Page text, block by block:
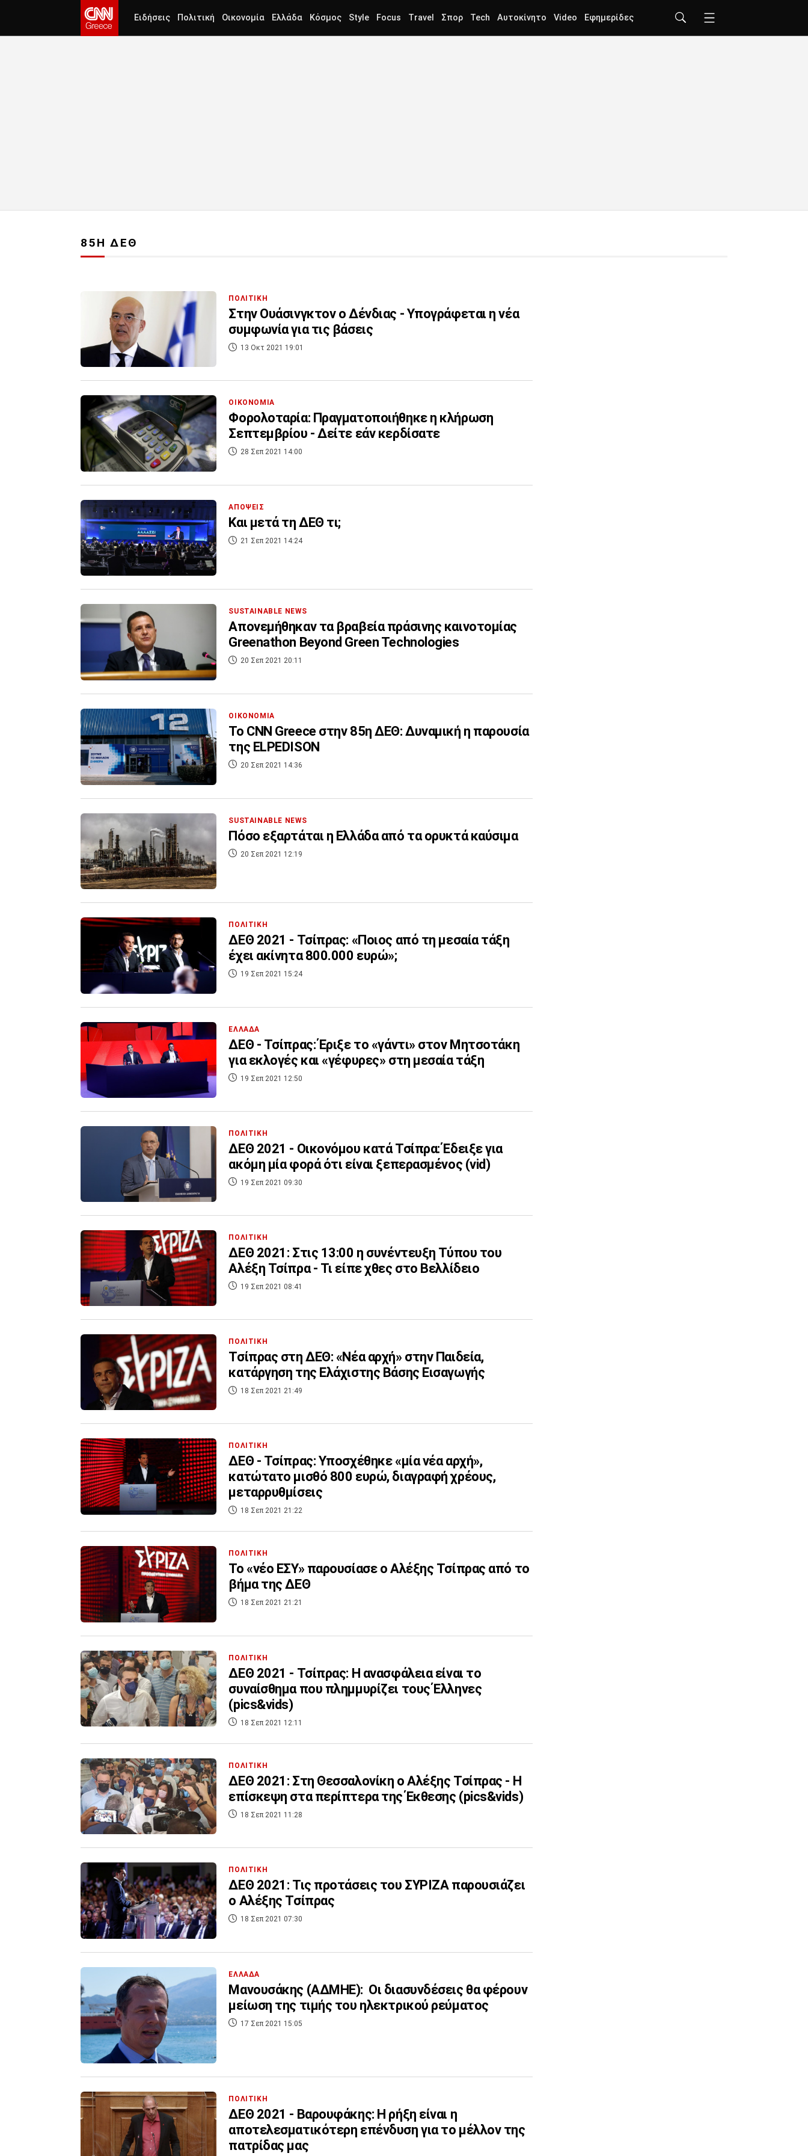
Ειδήσεις Πολιτική Οικονομία Ελλάδα Κόσμος Style Focus Travel Σπορ Tech Αυτοκίνητο Video Εφημερίδες
85Η ΔΕΘ
ΠΟΛΙΤΙΚΗ
Στην Ουάσινγκτον ο Δένδιας - Υπογράφεται η νέα
συμφωνία για τις βάσεις
13 Οκτ 2021 19:01
ΟΙΚΟΝΟΜΙΑ
Φορολοταρία: Πραγματοποιήθηκε η κλήρωση
Σεπτεμβρίου - Δείτε εάν κερδίσατε
28 Σεπ 2021 14:00
ΑΠΟΨΕΙΣ
Και μετά τη ΔΕΘ τι;
21 Σεπ 2021 14:24
SUSTAINABLE NEWS
Απονεμήθηκαν τα βραβεία πράσινης καινοτομίας
Greenathon Beyond Green Technologies
20 Σεπ 2021 20:11
ΟΙΚΟΝΟΜΙΑ
Το CNN Greece στην 85η ΔΕΘ: Δυναμική η παρουσία
της ELPEDISON
20 Σεπ 2021 14:36
SUSTAINABLE NEWS
Πόσο εξαρτάται η Ελλάδα από τα ορυκτά καύσιμα
20 Σεπ 2021 12:19
ΠΟΛΙΤΙΚΗ
ΔΕΘ 2021 - Τσίπρας: «Ποιος από τη μεσαία τάξη
έχει ακίνητα 800.000 ευρώ»;
19 Σεπ 2021 15:24
ΕΛΛΑΔΑ
ΔΕΘ - Τσίπρας: Έριξε το «γάντι» στον Μητσοτάκη
για εκλογές και «γέφυρες» στη μεσαία τάξη
19 Σεπ 2021 12:50
ΠΟΛΙΤΙΚΗ
ΔΕΘ 2021 - Οικονόμου κατά Τσίπρα: Έδειξε για
ακόμη μία φορά ότι είναι ξεπερασμένος (vid)
19 Σεπ 2021 09:30
ΠΟΛΙΤΙΚΗ
ΔΕΘ 2021: Στις 13:00 η συνέντευξη Τύπου του
Αλέξη Τσίπρα - Τι είπε χθες στο Βελλίδειο
19 Σεπ 2021 08:41
ΠΟΛΙΤΙΚΗ
Τσίπρας στη ΔΕΘ: «Νέα αρχή» στην Παιδεία,
κατάργηση της Ελάχιστης Βάσης Εισαγωγής
18 Σεπ 2021 21:49
ΠΟΛΙΤΙΚΗ
ΔΕΘ - Τσίπρας: Υποσχέθηκε «μία νέα αρχή»,
κατώτατο μισθό 800 ευρώ, διαγραφή χρέους,
μεταρρυθμίσεις
18 Σεπ 2021 21:22
ΠΟΛΙΤΙΚΗ
Το «νέο ΕΣΥ» παρουσίασε ο Αλέξης Τσίπρας από το
βήμα της ΔΕΘ
18 Σεπ 2021 21:21
ΠΟΛΙΤΙΚΗ
ΔΕΘ 2021 - Τσίπρας: Η ανασφάλεια είναι το
συναίσθημα που πλημμυρίζει τους Έλληνες
(pics&vids)
18 Σεπ 2021 12:11
ΠΟΛΙΤΙΚΗ
ΔΕΘ 2021: Στη Θεσσαλονίκη ο Αλέξης Τσίπρας - Η
επίσκεψη στα περίπτερα της Έκθεσης (pics&vids)
18 Σεπ 2021 11:28
ΠΟΛΙΤΙΚΗ
ΔΕΘ 2021: Τις προτάσεις του ΣΥΡΙΖΑ παρουσιάζει
ο Αλέξης Τσίπρας
18 Σεπ 2021 07:30
ΕΛΛΑΔΑ
Μανουσάκης (ΑΔΜΗΕ): Οι διασυνδέσεις θα φέρουν
μείωση της τιμής του ηλεκτρικού ρεύματος
17 Σεπ 2021 15:05
ΠΟΛΙΤΙΚΗ
ΔΕΘ 2021 - Βαρουφάκης: Η ρήξη είναι η
αποτελεσματικότερη επένδυση για το μέλλον της
πατρίδας μας